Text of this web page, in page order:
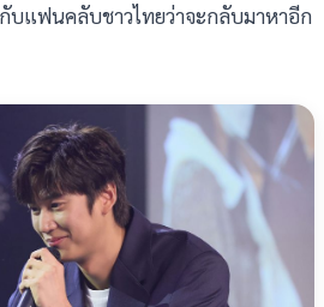
แฟนคลับชาวไทยว่าจะกลับมาหาอีก